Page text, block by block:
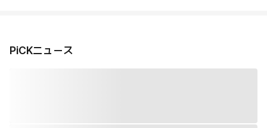
PiCKニュース